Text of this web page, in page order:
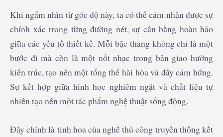
Khi ngắm nhìn từ góc độ này, ta có thể cảm nhận được sự
chính xác trong từng đường nét, sự cân bằng hoàn hảo
giữa các yếu tố thiết kế. Mỗi bậc thang không chỉ là một
bước đi mà còn là một nốt nhạc trong bản giao hưởng
kiến trúc, tạo nên một tổng thể hài hòa và đầy cảm hứng.
Sự kết hợp giữa hình học nghiêm ngặt và chất liệu tự
nhiên tạo nên một tác phẩm nghệ thuật sống động.
Đây chính là tinh hoa của nghề thủ công truyền thống kết